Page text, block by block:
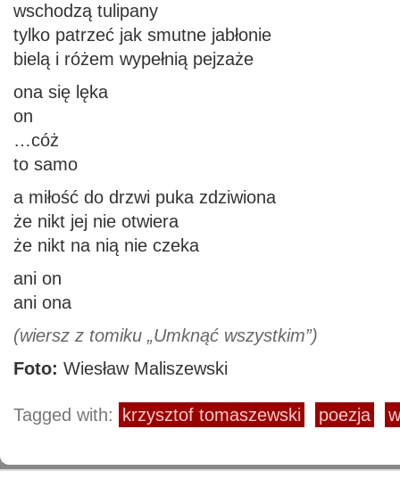
wschodzą tulipany
tylko patrzeć jak smutne jabłonie
bielą i różem wypełnią pejzaże
ona się lęka
on
…cóż
to samo
a miłość do drzwi puka zdziwiona
że nikt jej nie otwiera
że nikt na nią nie czeka
ani on
ani ona
(wiersz z tomiku „Umknąć wszystkim”)
Foto: Wiesław Maliszewski
Tagged with: krzysztof tomaszewski poezja